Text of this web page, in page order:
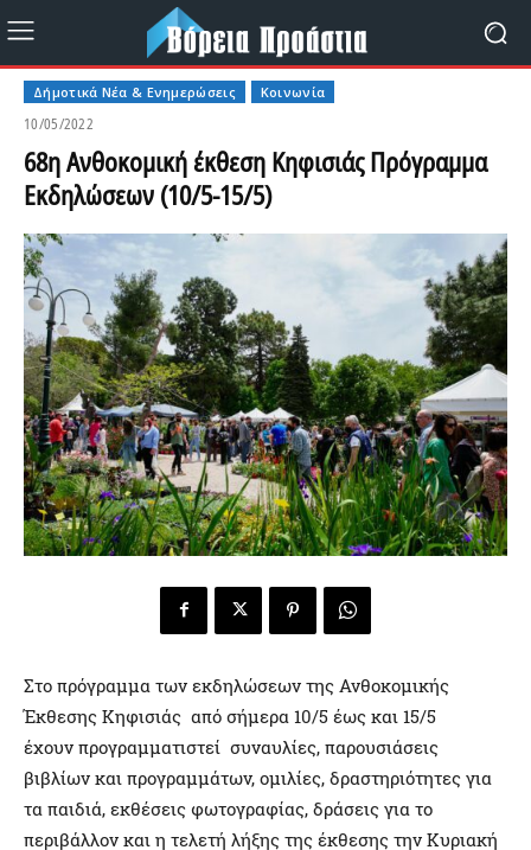
Δήμοτικά Νέα & Ενημερώσεις Κοινωνία
10/05/2022
68η Ανθοκομική έκθεση Κηφισιάς Πρόγραμμα
Εκδηλώσεων (10/5-15/5)
Στο πρόγραμμα των εκδηλώσεων της Ανθοκομικής
Έκθεσης Κηφισιάς από σήμερα 10/5 έως και 15/5
έχουν προγραμματιστεί συναυλίες, παρουσιάσεις
βιβλίων και προγραμμάτων, ομιλίες, δραστηριότητες για
τα παιδιά, εκθέσεις φωτογραφίας, δράσεις για το
περιβάλλον και η τελετή λήξης της έκθεσης την Κυριακή